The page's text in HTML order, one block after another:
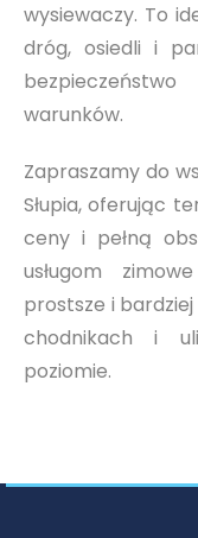
wysiewaczy. To
dróg, osiedli i
warunków.
Zapraszamy do
Słupia, oferując
ceny i pełną
usługom
prostsze i
chodnikach i
poziomie.